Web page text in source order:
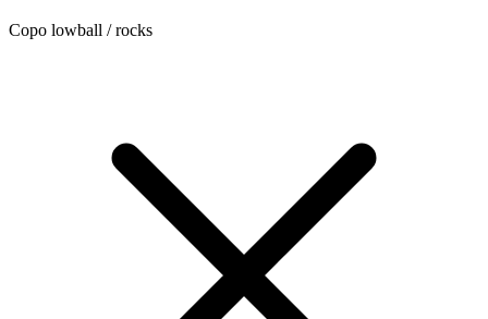
Copo lowball / rocks